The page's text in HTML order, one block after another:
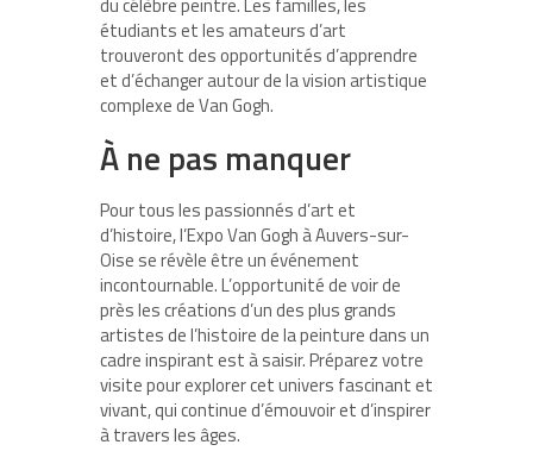
du célèbre peintre. Les familles, les
étudiants et les amateurs d’art
trouveront des opportunités d’apprendre
et d’échanger autour de la vision artistique
complexe de Van Gogh.
À ne pas manquer
Pour tous les passionnés d’art et
d’histoire, l’Expo Van Gogh à Auvers-sur-
Oise se révèle être un événement
incontournable. L’opportunité de voir de
près les créations d’un des plus grands
artistes de l’histoire de la peinture dans un
cadre inspirant est à saisir. Préparez votre
visite pour explorer cet univers fascinant et
vivant, qui continue d’émouvoir et d’inspirer
à travers les âges.